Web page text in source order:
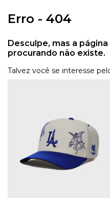
Erro - 404
Desculpe, mas a
procurando não existe.
Talvez você se interesse